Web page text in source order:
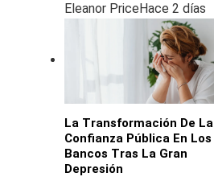
Eleanor PriceHace 2 días
La Transformación De La
Confianza Pública En Los
Bancos Tras La Gran
Depresión